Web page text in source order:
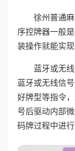
徐州普通
序控牌器一般
装操作就能实
蓝牙或无
蓝牙或无线信
好牌型等指令
号后驱动内部
码牌过程中进